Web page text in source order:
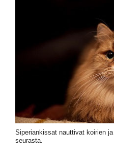
Siperiankissat nauttivat koirien
seurasta.